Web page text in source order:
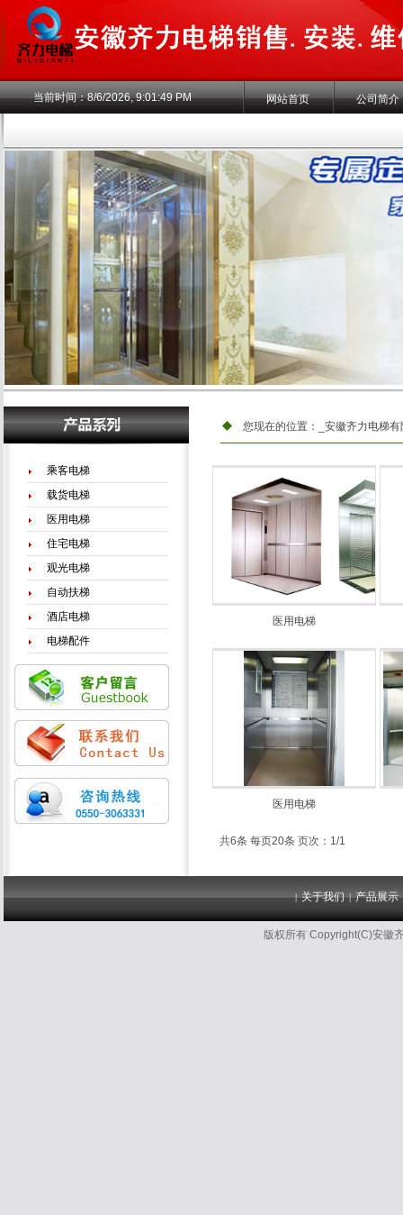
当前时间：8/6/2026, 9:01:50 PM 网站首页 公司简介
乘客电梯
载货电梯
医用电梯
住宅电梯
观光电梯
自动扶梯
酒店电梯
电梯配件
医用电梯
医用电梯
共6条 每页20条 页次：1/1
您现在的位置： _安徽齐力电梯
|关于我们 |产品展示
版权所有 Copyright(C)安